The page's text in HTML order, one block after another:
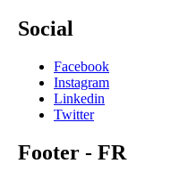
Social
Facebook
Instagram
Linkedin
Twitter
Footer - FR